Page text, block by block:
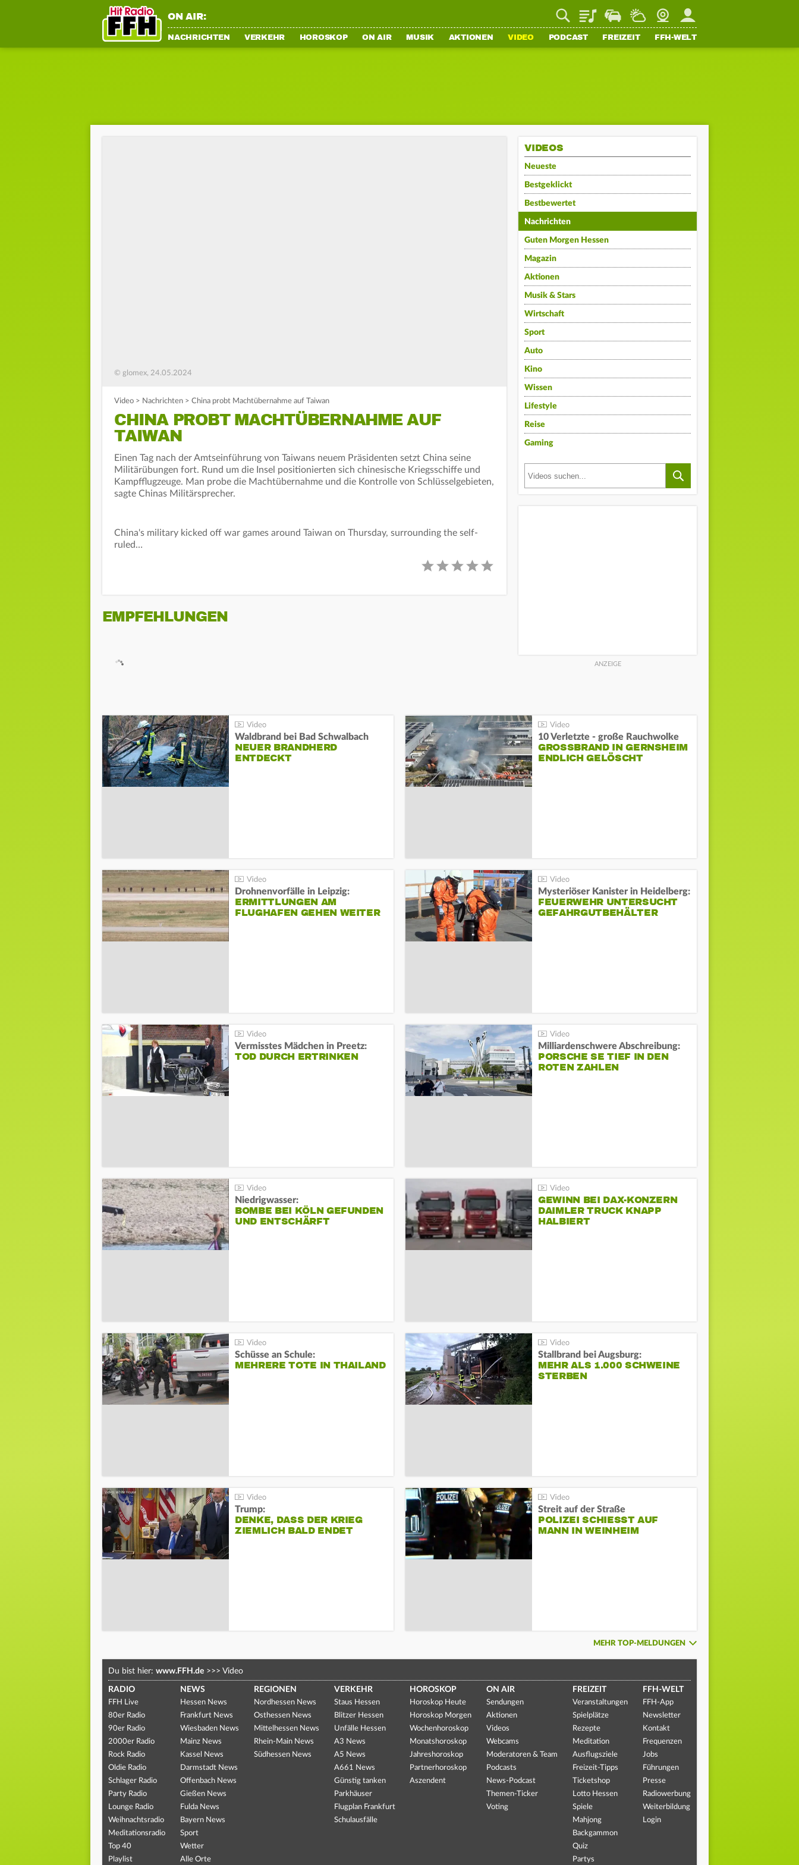
ON AIR: PlaylistStaupilotWetterWebcamMein FFH
NACHRICHTEN VERKEHR HOROSKOP ON AIR MUSIK AKTIONEN VIDEO PODCAST FREIZEIT FFH-WELT
© glomex, 24.05.2024
Video > Nachrichten > China probt Machtübernahme auf Taiwan
CHINA PROBT MACHTÜBERNAHME AUF
TAIWAN
Einen Tag nach der Amtseinführung von Taiwans neuem Präsidenten setzt China seine
Militärübungen fort. Rund um die Insel positionierten sich chinesische Kriegsschiffe und
Kampfflugzeuge. Man probe die Machtübernahme und die Kontrolle von Schlüsselgebieten,
sagte Chinas Militärsprecher.
China's military kicked off war games around Taiwan on Thursday, surrounding the self-
ruled…
EMPFEHLUNGEN
VIDEOS
Neueste
Bestgeklickt
Bestbewertet
Nachrichten
Guten Morgen Hessen
Magazin
Aktionen
Musik & Stars
Wirtschaft
Sport
Auto
Kino
Wissen
Lifestyle
Reise
Gaming
Waldbrand bei Bad Schwalbach
NEUER BRANDHERD
ENTDECKT
10 Verletzte - große Rauchwolke
GROSSBRAND IN GERNSHEIM E
NDLICH GELÖSCHT
Drohnenvorfälle in Leipzig:
ERMITTLUNGEN AM
FLUGHAFEN GEHEN WEITER
Mysteriöser Kanister in Heidelberg:
FEUERWEHR UNTERSUCHT
GEFAHRGUTBEHÄLTER
Vermisstes Mädchen in Preetz:
TOD DURCH ERTRINKEN
Milliardenschwere Abschreibung:
PORSCHE SE TIEF IN DEN
ROTEN ZAHLEN
Niedrigwasser:
BOMBE BEI KÖLN GEFUNDEN
UND ENTSCHÄRFT
GEWINN BEI DAX-KONZERN
DAIMLER TRUCK KNAPP
HALBIERT
Schüsse an Schule:
MEHRERE TOTE IN THAILAND
Stallbrand bei Augsburg:
MEHR ALS 1.000 SCHWEINE
STERBEN
Trump:
DENKE, DASS DER KRIEG
ZIEMLICH BALD ENDET
Streit auf der Straße
POLIZEI SCHIESST AUF M
ANN IN WEINHEIM
MEHR TOP-MELDUNGEN
Du bist hier: www.FFH.de >>> Video
RADIO
FFH Live
80er Radio
90er Radio
2000er Radio
Rock Radio
Oldie Radio
Schlager Radio
Party Radio
Lounge Radio
Weihnachtsradio
Meditationsradio
Top 40
Playlist
NEWS
Hessen News
Frankfurt News
Wiesbaden News
Mainz News
Kassel News
Darmstadt News
Offenbach News
Gießen News
Fulda News
Bayern News
Sport
Wetter
Alle Orte
REGIONEN
Nordhessen News
Osthessen News
Mittelhessen News
Rhein-Main News
Südhessen News
VERKEHR
Staus Hessen
Blitzer Hessen
Unfälle Hessen
A3 News
A5 News
A661 News
Günstig tanken
Parkhäuser
Flugplan Frankfurt
Schulausfälle
HOROSKOP
Horoskop Heute
Horoskop Morgen
Wochenhoroskop
Monatshoroskop
Jahreshoroskop
Partnerhoroskop
Aszendent
ON AIR
Sendungen
Aktionen
Videos
Webcams
Moderatoren & Team
Podcasts
News-Podcast
Themen-Ticker
Voting
FREIZEIT
Veranstaltungen
Spielplätze
Rezepte
Meditation
Ausflugsziele
Freizeit-Tipps
Ticketshop
Lotto Hessen
Spiele
Mahjong
Backgammon
Quiz
Partys
FFH-WELT
FFH-App
Newsletter
Kontakt
Frequenzen
Jobs
Führungen
Presse
Radiowerbung
Weiterbildung
Login